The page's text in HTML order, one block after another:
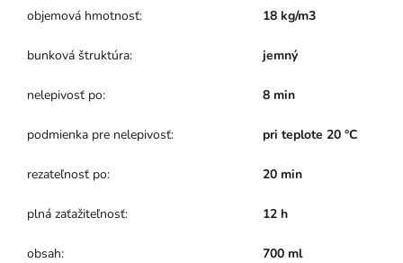
objemová hmotnosť: 18 kg/m3
bunková štruktúra: jemný
nelepivosť po: 8 min
podmienka pre nelepivosť: pri teplote 20 °C
rezateľnosť po: 20 min
plná zaťažiteľnosť: 12 h
obsah: 700 ml